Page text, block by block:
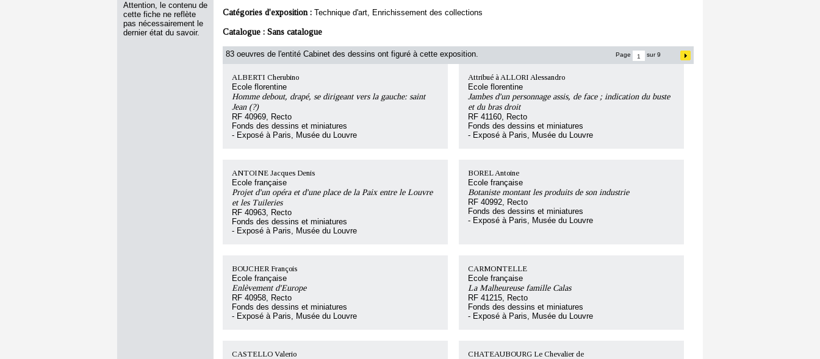
Attention, le contenu de
cette fiche ne reflète
pas nécessairement le
dernier état du savoir.
Catégories d'exposition : Technique d'art, Enrichissement des collections
Catalogue : Sans catalogue
83 oeuvres de l'entité Cabinet des dessins ont figuré à cette exposition. Page sur 9
ALBERTI Cherubino
Ecole florentine
Homme debout, drapé, se dirigeant vers la gauche: saint
Jean (?)
RF 40969, Recto
Fonds des dessins et miniatures
- Exposé à Paris, Musée du Louvre
Attribué à ALLORI Alessandro
Ecole florentine
Jambes d'un personnage assis, de face ; indication du buste
et du bras droit
RF 41160, Recto
Fonds des dessins et miniatures
- Exposé à Paris, Musée du Louvre
ANTOINE Jacques Denis
Ecole française
Projet d'un opéra et d'une place de la Paix entre le Louvre
et les Tuileries
RF 40963, Recto
Fonds des dessins et miniatures
- Exposé à Paris, Musée du Louvre
BOREL Antoine
Ecole française
Botaniste montant les produits de son industrie
RF 40992, Recto
Fonds des dessins et miniatures
- Exposé à Paris, Musée du Louvre
BOUCHER François
Ecole française
Enlèvement d'Europe
RF 40958, Recto
Fonds des dessins et miniatures
- Exposé à Paris, Musée du Louvre
CARMONTELLE
Ecole française
La Malheureuse famille Calas
RF 41215, Recto
Fonds des dessins et miniatures
- Exposé à Paris, Musée du Louvre
CASTELLO Valerio CHATEAUBOURG Le Chevalier de